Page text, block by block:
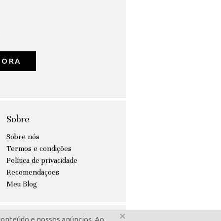
Sobre
Sobre nós
Termos e condições
Política de privacidade
Recomendações
Meu Blog
e nossos anúncios. Ao ×